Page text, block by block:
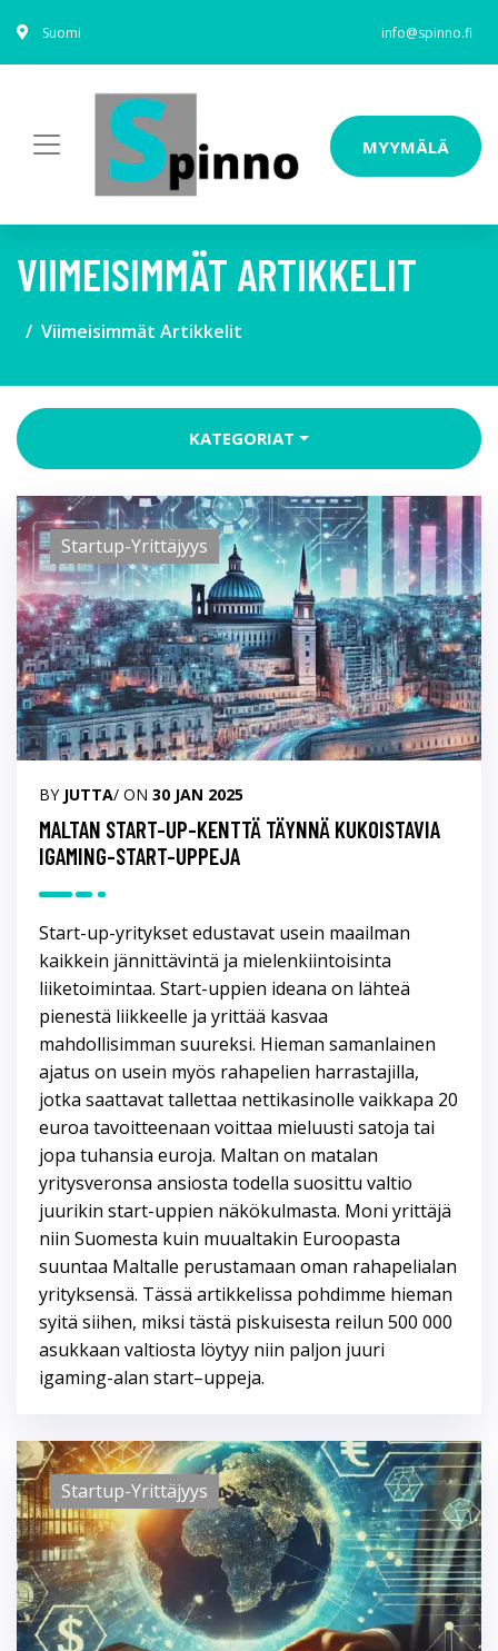
Suomi info@spinno.fi
MYYMÄLÄ
VIIMEISIMMÄT ARTIKKELIT
Viimeisimmät Artikkelit
Startup-Yrittäjyys
BY JUTTA/ ON 30 JAN 2025
MALTAN START-UP-KENTTÄ TÄYNNÄ KUKOISTAVIA
IGAMING-START-UPPEJA
Start-up-yritykset edustavat usein maailman
kaikkein jännittävintä ja mielenkiintoisinta
liiketoimintaa. Start-uppien ideana on lähteä
pienestä liikkeelle ja yrittää kasvaa
mahdollisimman suureksi. Hieman samanlainen
ajatus on usein myös rahapelien harrastajilla,
jotka saattavat tallettaa nettikasinolle vaikkapa 20
euroa tavoitteenaan voittaa mieluusti satoja tai
jopa tuhansia euroja. Maltan on matalan
yritysveronsa ansiosta todella suosittu valtio
juurikin start-uppien näkökulmasta. Moni yrittäjä
niin Suomesta kuin muualtakin Euroopasta
suuntaa Maltalle perustamaan oman rahapelialan
yrityksensä. Tässä artikkelissa pohdimme hieman
syitä siihen, miksi tästä piskuisesta reilun 500 000
asukkaan valtiosta löytyy niin paljon juuri
igaming-alan start–uppeja.
Startup-Yrittäjyys
KATEGORIAT